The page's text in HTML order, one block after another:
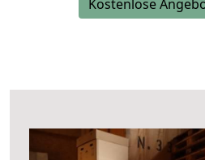
Kostenlose